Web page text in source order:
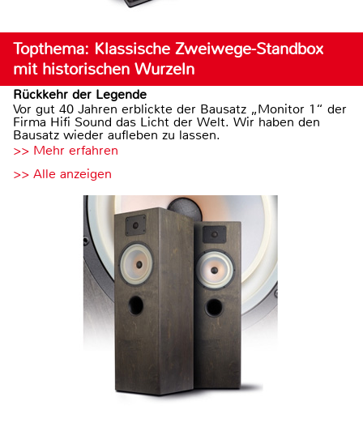
Topthema: Klassische Zweiwege-Standbox
mit historischen Wurzeln
Rückkehr der Legende
Vor gut 40 Jahren erblickte der Bausatz „Monitor 1“ der
Firma Hifi Sound das Licht der Welt. Wir haben den
Bausatz wieder aufleben zu lassen.
>> Mehr erfahren
>> Alle anzeigen